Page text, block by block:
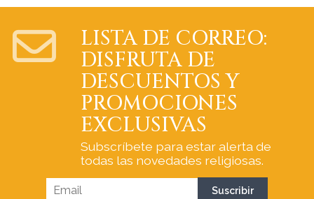
LISTA DE CORREO:
DISFRUTA DE
DESCUENTOS Y
PROMOCIONES
EXCLUSIVAS
Subscríbete para estar alerta de
todas las novedades religiosas.